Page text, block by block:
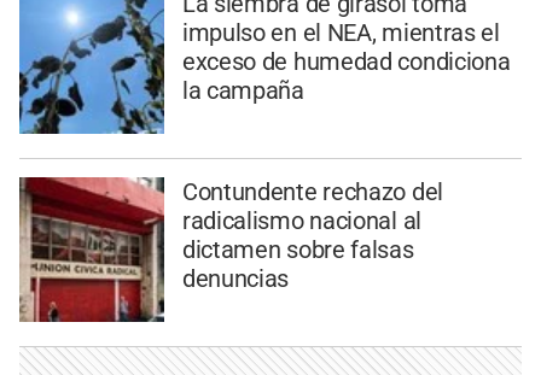
impulso en el NEA, mientras el
exceso de humedad condiciona
la campaña
Contundente rechazo del
radicalismo nacional al
dictamen sobre falsas
denuncias